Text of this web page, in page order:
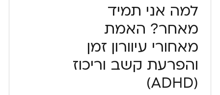
למה אני תמיד
מאחר? האמת
מאחורי עיוורון זמן
והפרעת קשב וריכוז
(ADHD)